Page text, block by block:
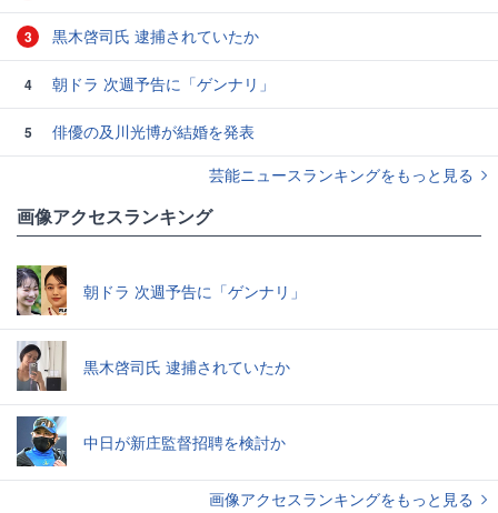
3 黒木啓司氏 逮捕されていたか
4 朝ドラ 次週予告に「ゲンナリ」
5
俳優の及川光博が結婚を発表
芸能ニュースランキングをもっと見る
画像アクセスランキング
朝ドラ 次週予告に「ゲンナリ」
黒木啓司氏 逮捕されていたか
中日が新庄監督招聘を検討か
画像アクセスランキングをもっと見る